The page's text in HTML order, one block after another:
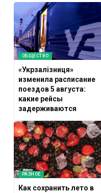
ОБЩЕСТВО
«Укрзалізниця»
изменила расписание
поездов 5 августа:
какие рейсы
задерживаются
РАЗНОЕ
Как сохранить лето в